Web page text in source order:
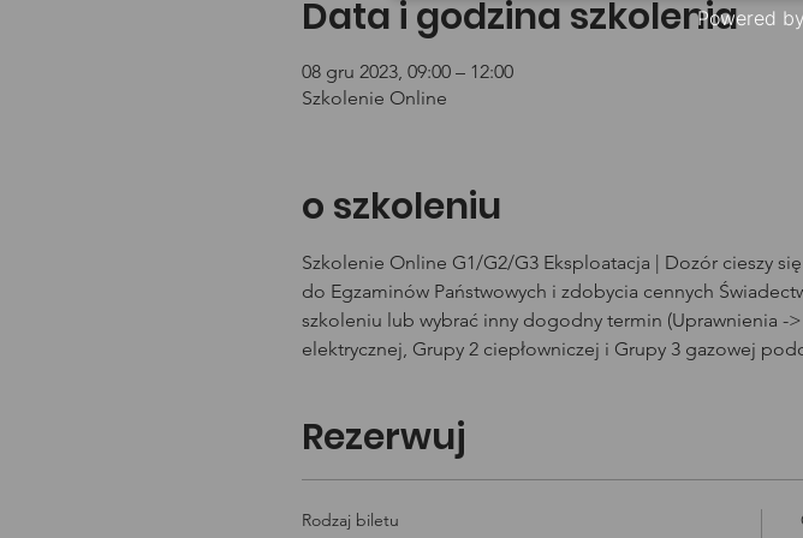
Data i godzina szkolenia
08 gru 2023, 09:00 – 12:00
Szkolenie Online
o szkoleniu
Szkolenie Online G1/G2/G3 Eksploatacja | Dozór cieszy
do Egzaminów Państwowych i zdobycia cennych
szkoleniu lub wybrać inny dogodny termin (Uprawnienia -
elektrycznej, Grupy 2 ciepłowniczej i Grupy 3 gazowej
Rezerwuj
Rodzaj biletu
Powered by